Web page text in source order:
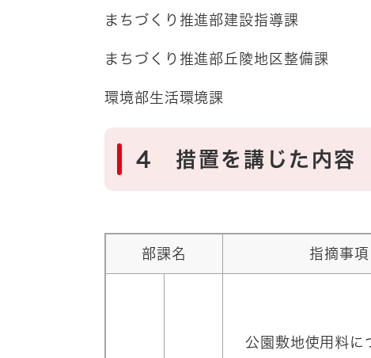
まちづくり推進部建設指導課
まちづくり推進部丘陵地区整備課
環境部生活環境課 平
4 措置を講じた内容
部課名 指摘事項
公園敷地使用料に